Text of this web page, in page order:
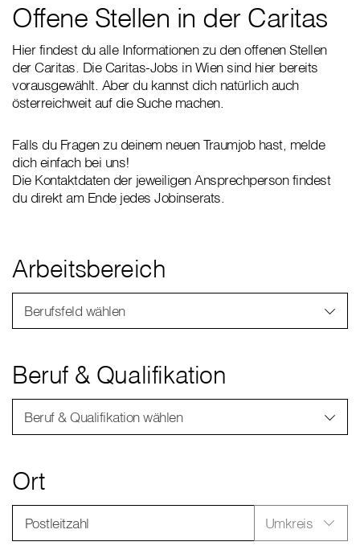
Offene Stellen in der Caritas
Hier findest du alle Informationen zu den offenen Stellen
der Caritas. Die Caritas-Jobs in Wien sind hier bereits
vorausgewählt. Aber du kannst dich natürlich auch
österreichweit auf die Suche machen.
Falls du Fragen zu deinem neuen Traumjob hast, melde
dich einfach bei uns!
Die Kontaktdaten der jeweiligen Ansprechperson findest
du direkt am Ende jedes Jobinserats.
Arbeitsbereich
Berufsfeld wählen
Beruf & Qualifikation
Beruf & Qualifikation wählen
Ort
Postleitzahl Umkreis